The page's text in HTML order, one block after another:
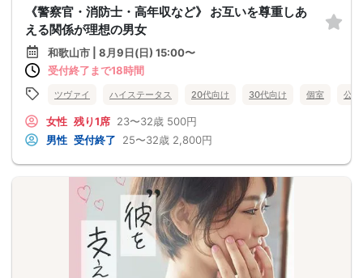
《警察官・消防士・高年収など》 お互いを尊重しあ
える関係が理想の男女
和歌山市 | 8月9日(日) 15:00〜
受付終了まで18時間
ツヴァイ ハイステータス 20代向け 30代向け 個室 公
女性 残り1席 23〜32歳 500円
男性 受付終了 25〜32歳 2,800円